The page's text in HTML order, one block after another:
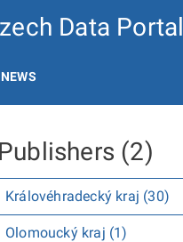
Data Portal
NEWS
Publishers (2)
Královéhradecký kraj (30)
Olomoucký kraj (1)